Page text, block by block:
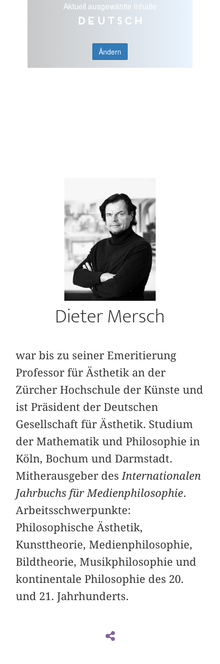
Aktuell ausgewählte Inhalte
Deutsch
Ändern
Dieter Mersch
war bis zu seiner Emeritierung
Professor für Ästhetik an der
Zürcher Hochschule der Künste und
ist Präsident der Deutschen
Gesellschaft für Ästhetik. Studium
der Mathematik und Philosophie in
Köln, Bochum und Darmstadt.
Mitherausgeber des Internationalen
Jahrbuchs für Medienphilosophie.
Arbeitsschwerpunkte:
Philosophische Ästhetik,
Kunsttheorie, Medienphilosophie,
Bildtheorie, Musikphilosophie und
kontinentale Philosophie des 20.
und 21. Jahrhunderts.